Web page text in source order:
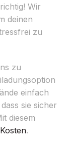
Wir
deinen
zu
zu
einfach
sie sicher
diesem
Kosten.